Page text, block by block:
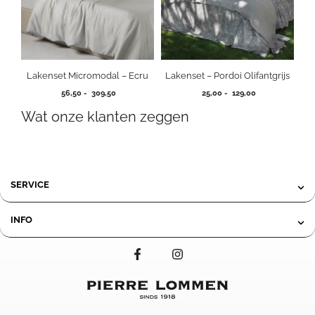
Lakenset Micromodal – Ecru
56,50 - 309,50Prijsklasse:
tot
Lakenset – Pordoi Olifantgrijs
25,00 - 129,00Prijsklasse:
Wat onze klanten zeggen
SERVICE
INFO